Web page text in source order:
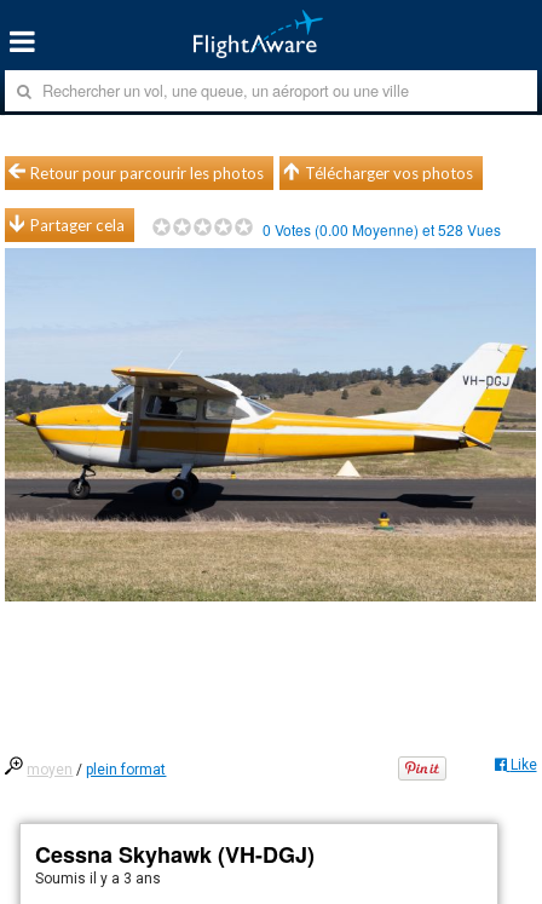
Retour pour parcourir les photos Télécharger vos photos
Partager cela 0 Votes (0.00 Moyenne) et528 Vues
moyen /plein format Like
Cessna Skyhawk (VH-DGJ)
Soumisil y a 3 ans